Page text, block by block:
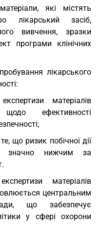
які містять
лікарський засіб,
вивчення, зразки
програми клінічних
лікарського
матеріалів
ефективності
що ризик побічної дії
значно нижчим за
матеріалів
центральним
що забезпечує
у сфері охорони